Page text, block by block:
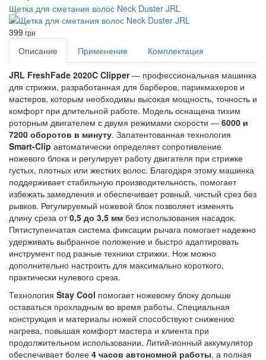
Щетка для сметания волос Neck Duster JRL
399 грн
Описание Применение Комплектация
JRL FreshFade 2020C Clipper— профессиональная машинка
для стрижки, разработанная для барберов, парикмахеров и
мастеров, которым необходимы высокая мощность, точность и
комфорт при длительной работе. Модель оснащена тихим
роторным двигателем с двумя режимами скорости — 6000 и
7200 оборотов в минуту. Запатентованная технология
Smart-Clip автоматически определяет сопротивление
ножевого блока и регулирует работу двигателя при стрижке
густых, плотных или жестких волос. Благодаря этому машинка
поддерживает стабильную производительность, помогает
избежать замедления и обеспечивает ровный, чистый срез без
рывков. Регулируемый ножевой блок позволяет изменять
длину среза от0,5 до 3,5 мм без использования насадок.
Пятиступенчатая система фиксации рычага помогает надежно
удерживать выбранное положение и быстро адаптировать
инструмент под разные техники стрижки. Нож можно
дополнительно настроить для максимально короткого,
практически нулевого среза.
Технология Stay Cool помогает ножевому блоку дольше
оставаться прохладным во время работы. Специальная
конструкция и материалы ножей способствуют снижению
нагрева, повышая комфорт мастера и клиента при
продолжительном использовании. Литий-ионный аккумулятор
обеспечивает более 4 часов автономной работы, а полная